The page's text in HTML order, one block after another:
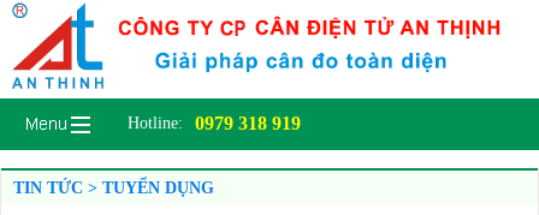
Hotline: 0979 318 919
TIN TỨC > TUYỂN DỤNG